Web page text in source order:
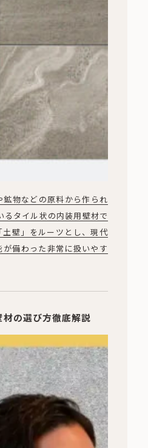
物などの原料から作られ
るタイル状の内装用壁材で
壁」をルーツとし、現代
備わった非常に扱いやす
の選び方徹底解説